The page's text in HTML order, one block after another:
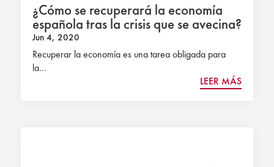
¿Cómo se recuperará la economía
española tras la crisis que se avecina?
Jun 4, 2020
Recuperar la economía es una tarea obligada para
la...
LEER MÁS